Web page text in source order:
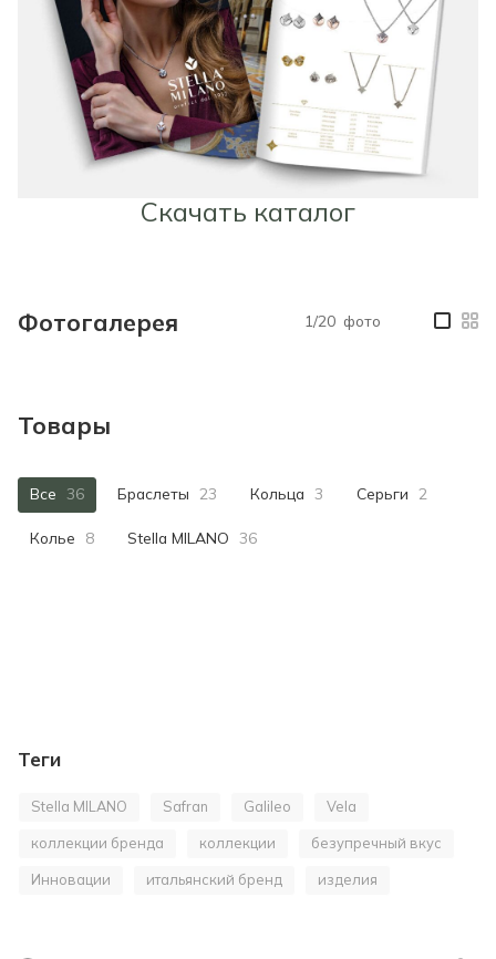
Скачать каталог
Фотогалерея 1/20 фото
Товары
Все 36 Браслеты 23 Кольца 3 Серьги 2
Колье 8 Stella MILANO 36
Теги
Stella MILANO Safran Galileo Vela
коллекции бренда коллекции безупречный вкус
Инновации итальянский бренд изделия